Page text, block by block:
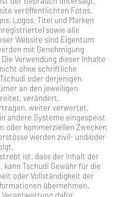
veröffentlichten Fotos,
Logos, Titel und Marken
sowie alle
Website sind Eigentum
mit Genehmigung
Verwendung dieser Inhalte
ohne schriftliche
oder derjenigen
an den jeweiligen
verändert,
weiter verwertet,
andere Systeme eingespeist
oder kommerziellen Zwecken
werden zivil- und/oder
ist, dass der Inhalt der
Tschudi Gewähr für die
oder Vollständigkeit der
übernehmen.